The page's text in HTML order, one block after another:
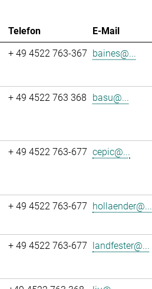
Telefon E-Mail
+ 49 4522 763-367 baines@...
+ 49 4522 763 368 basu@...
+ 49 4522 763-677 cepic@...
+ 49 4522 763-677 hollaender@...
+ 49 4522 763-677 landfester@...